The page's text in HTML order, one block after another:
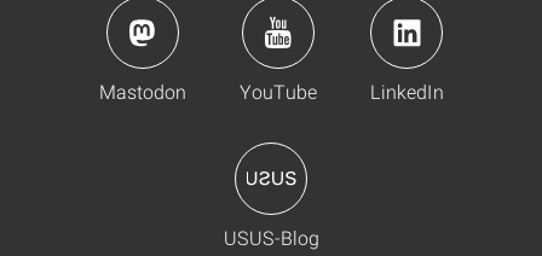
Mastodon YouTube LinkedIn
USUS-Blog